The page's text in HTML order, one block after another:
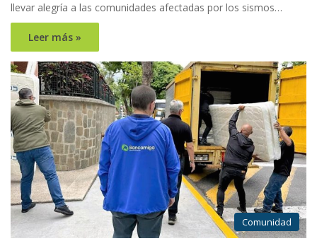
llevar alegría a las comunidades afectadas por los sismos…
Leer más »
Comunidad